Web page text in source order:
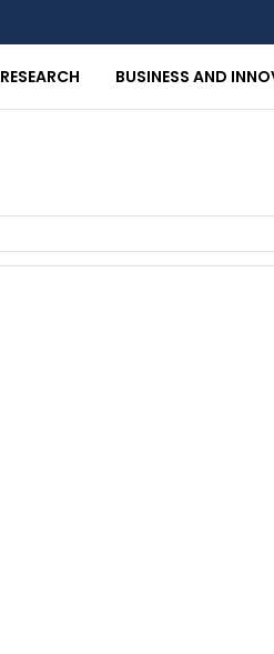
RESEARCH BUSINESS AND